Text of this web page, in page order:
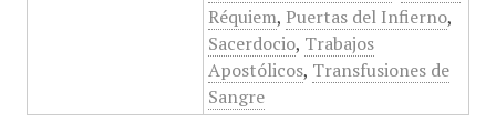
Réquiem, Puertas del Infierno,
Sacerdocio, Trabajos
Apostólicos, Transfusiones de
Sangre